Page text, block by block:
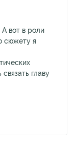
вот в роли
сюжету я
главу